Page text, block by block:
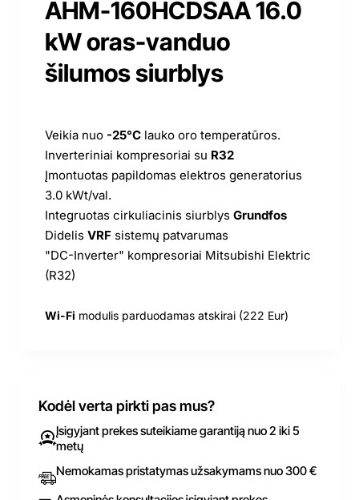
AHM-160HCDSAA 16.0
kW oras-vanduo
šilumos siurblys
Veikia nuo -25°C lauko oro temperatūros.
Inverteriniai kompresoriai su R32
Įmontuotas papildomas elektros generatorius
3.0 kWt/val.
Integruotas cirkuliacinis siurblys Grundfos
Didelis VRF sistemų patvarumas
"DC-Inverter" kompresoriai Mitsubishi Elektric
(R32)
Wi-Fi modulis parduodamas atskirai (222 Eur)
Kodėl verta pirkti pas mus?
Įsigyjant prekes suteikiame garantiją nuo 2 iki 5
metų
Nemokamas pristatymas užsakymams nuo 300 €